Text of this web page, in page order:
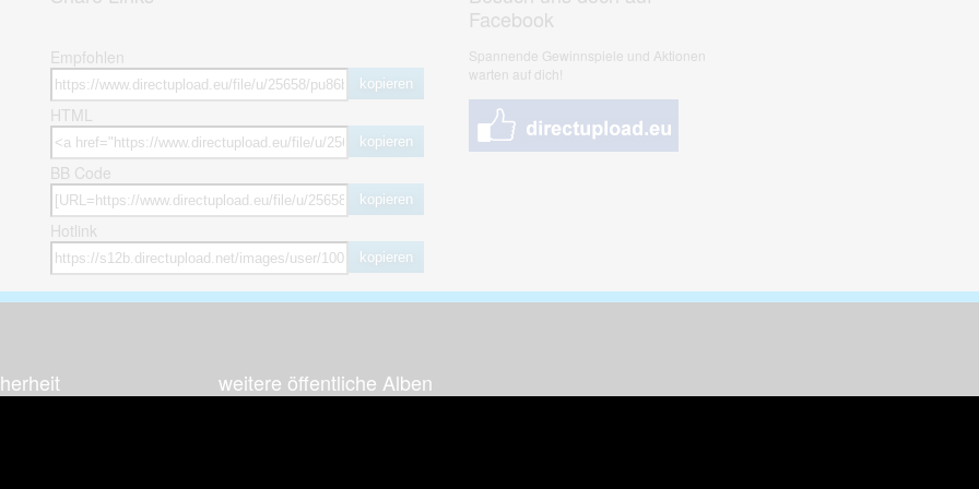
Empfohlen
kopieren
HTML
kopieren
BB Code
kopieren
Hotlink
kopieren
Facebook
Spannende Gewinnspiele und Aktionen
warten auf dich!
weitere öffentliche Alben